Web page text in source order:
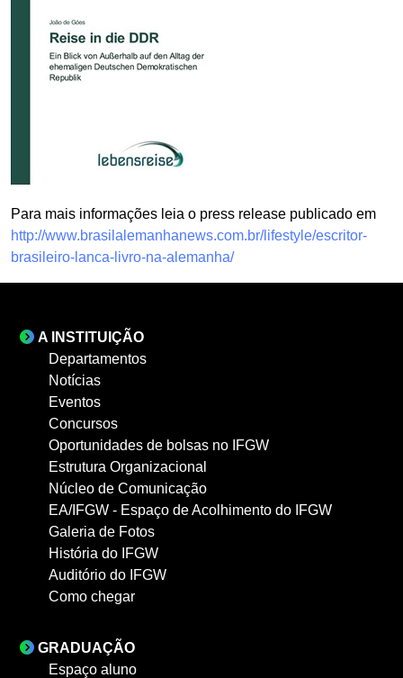
Para mais informações leia o press release publicado em
http://www.brasilalemanhanews.com.br/lifestyle/escritor-
brasileiro-lanca-livro-na-alemanha/
A INSTITUIÇÃO
Departamentos
Notícias
Eventos
Concursos
Oportunidades de bolsas no IFGW
Estrutura Organizacional
Núcleo de Comunicação
EA/IFGW - Espaço de Acolhimento do IFGW
Galeria de Fotos
História do IFGW
Auditório do IFGW
Como chegar
GRADUAÇÃO
Espaço aluno